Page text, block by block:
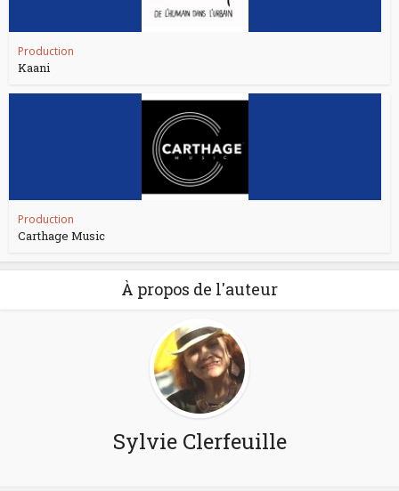
Production
Kaani
Production
Carthage Music
À propos de l'auteur
Sylvie Clerfeuille